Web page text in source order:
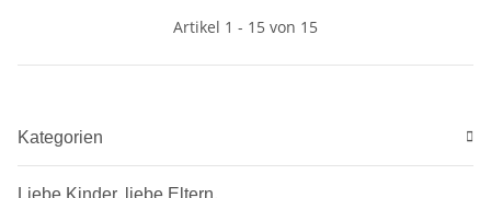
Artikel 1 - 15 von 15
Kategorien
Liebe Kinder, liebe Eltern,